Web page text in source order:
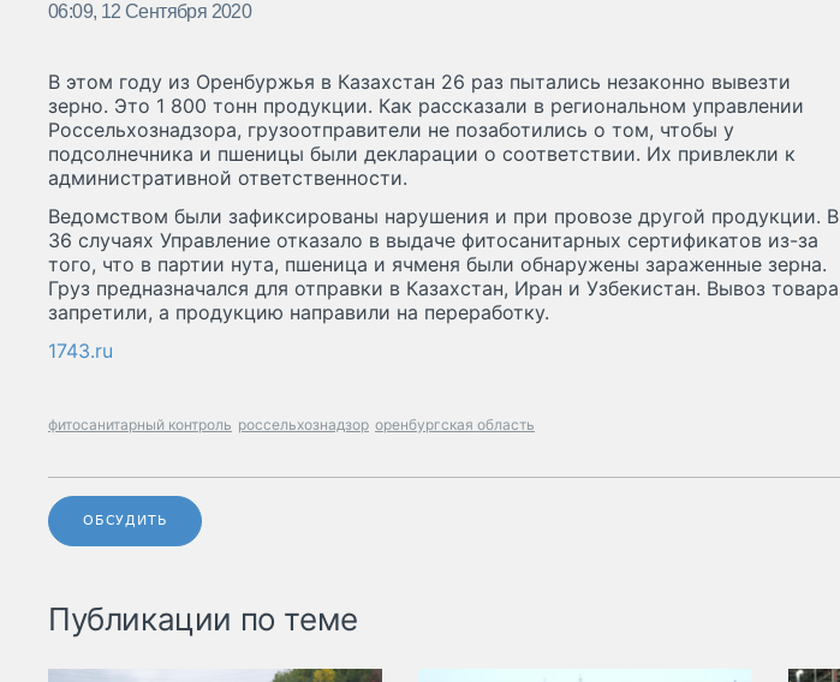
06:09, 12 Сентября 2020
В этом году из Оренбуржья в Казахстан 26 раз пытались незаконно вывезти
зерно. Это 1 800 тонн продукции. Как рассказали в региональном управлении
Россельхознадзора, грузоотправители не позаботились о том, чтобы у
подсолнечника и пшеницы были декларации о соответствии. Их привлекли к
административной ответственности.
Ведомством были зафиксированы нарушения и при провозе другой продукции. В
36 случаях Управление отказало в выдаче фитосанитарных сертификатов из-за
того, что в партии нута, пшеница и ячменя были обнаружены зараженные зерна.
Груз предназначался для отправки в Казахстан, Иран и Узбекистан. Вывоз товара
запретили, а продукцию направили на переработку.
1743.ru
фитосанитарный контроль россельхознадзор оренбургская область
ОБСУДИТЬ
Публикации по теме